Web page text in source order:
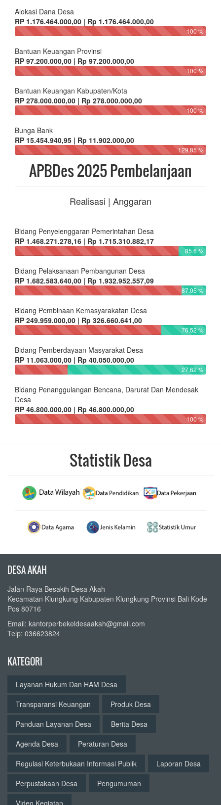
Alokasi Dana Desa
RP 1.176.464.000,00 | Rp 1.176.464.000,00
100 %
Bantuan Keuangan Provinsi
RP 97.200.000,00 | Rp 97.200.000,00
100 %
Bantuan Keuangan Kabupaten/Kota
RP 278.000.000,00 | Rp 278.000.000,00
100 %
Bunga Bank
RP 15.454.940,95 | Rp 11.902.000,00
129.85 %
APBDes 2025 Pembelanjaan
Realisasi | Anggaran
Bidang Penyelenggaran Pemerintahan Desa
RP 1.468.271.278,16 | Rp 1.715.310.882,17
85.6 %
Bidang Pelaksanaan Pembangunan Desa
RP 1.682.583.640,00 | Rp 1.932.952.557,09
87.05 %
Bidang Pembinaan Kemasyarakatan Desa
RP 249.959.000,00 | Rp 326.660.641,00
76.52 %
Bidang Pemberdayaan Masyarakat Desa
RP 11.063.000,00 | Rp 40.050.000,00
27.62 %
Bidang Penanggulangan Bencana, Darurat Dan Mendesak
Desa
RP 46.800.000,00 | Rp 46.800.000,00
100 %
Statistik Desa
DESA AKAH
Jalan Raya Besakih Desa Akah
Kecamatan Klungkung Kabupaten Klungkung Provinsi Bali Kode
Pos 80716
Email: kantorperbekeldesaakah@gmail.com
Telp: 036623824
KATEGORI
Layanan Hukum Dan HAM Desa
Transparansi Keuangan
Produk Desa
Panduan Layanan Desa
Berita Desa
Agenda Desa
Peraturan Desa
Regulasi Keterbukaan Informasi Publik
Laporan Desa
Perpustakaan Desa
Pengumuman